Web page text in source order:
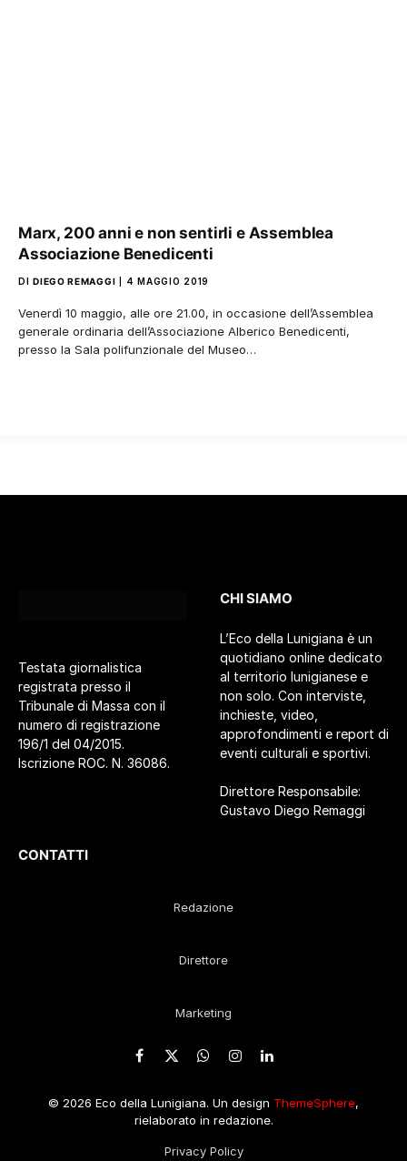
Marx, 200 anni e non sentirli e Assemblea
Associazione Benedicenti
DI DIEGO REMAGGI 4 MAGGIO 2019
Venerdì 10 maggio, alle ore 21.00, in occasione dell’Assemblea
generale ordinaria dell’Associazione Alberico Benedicenti,
presso la Sala polifunzionale del Museo…
Testata giornalistica
registrata presso il
Tribunale di Massa con il
numero di registrazione
196/1 del 04/2015.
Iscrizione ROC. N. 36086.
CHI SIAMO
L’Eco della Lunigiana è un
quotidiano online dedicato
al territorio lunigianese e
non solo. Con interviste,
inchieste, video,
approfondimenti e report di
eventi culturali e sportivi.
Direttore Responsabile:
Gustavo Diego Remaggi
CONTATTI
Redazione
Direttore
Marketing
Facebook
X
WhatsApp
Instagram
LinkedIn
© 2026 Eco della Lunigiana. Un design ThemeSphere,
rielaborato in redazione.
Privacy Policy